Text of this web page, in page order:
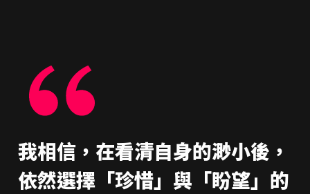
我相信，在看清自身的渺小後，
依然選擇「珍惜」與「盼望」的